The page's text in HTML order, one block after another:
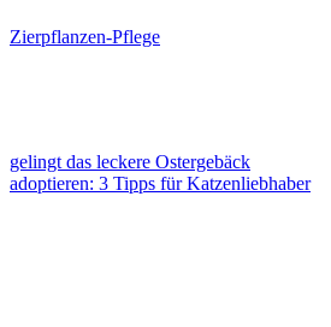
Zierpflanzen-Pflege
gelingt das leckere Ostergebäck
adoptieren: 3 Tipps für Katzenliebhaber